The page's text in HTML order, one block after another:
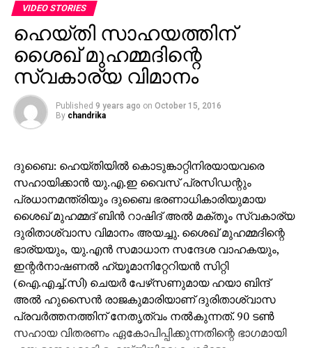
VIDEO STORIES
ഹെയ്തി സാഹയത്തിന്
ശൈഖ് മുഹമ്മദിന്റെ
സ്വകാര്യ വിമാനം
Published 9 years ago on October 15, 2016
By chandrika
ദുബൈ: ഹെയ്തിയില്‍ കൊടുങ്കാറ്റിനിരയായവരെ
സഹായിക്കാന്‍ യു.എ.ഇ വൈസ് പ്രസിഡന്റും
പ്രധാനമന്ത്രിയും ദുബൈ ഭരണാധികാരിയുമായ
ശൈഖ് മുഹമ്മദ് ബിന്‍ റാഷിദ് അല്‍ മക്തൂം സ്വകാര്യ
ദുരിതാശ്വാസ വിമാനം അയച്ചു. ശൈഖ് മുഹമ്മദിന്റെ
ഭാര്യയും, യു.എന്‍ സമാധാന സന്ദേശ വാഹകയും,
ഇന്റര്‍നാഷണല്‍ ഹ്യൂമാനിറ്റേറിയന്‍ സിറ്റി
(ഐ.എച്ച്.സി) ചെയര്‍ പേഴ്‌സണുമായ ഹയാ ബിന്ദ്
അല്‍ ഹുസൈന്‍ രാജകുമാരിയാണ് ദുരിതാശ്വാസ
പ്രവര്‍ത്തനത്തിന് നേതൃത്വം നല്‍കുന്നത്. 90 ടണ്‍
സഹായ വിതരണം ഏകോപിപ്പിക്കുന്നതിന്റെ ഭാഗമായി